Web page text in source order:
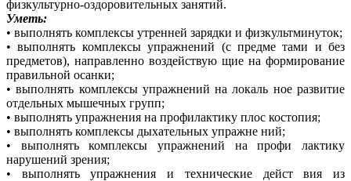
физкультурно-оздоровительных занятий.
Уметь:
• выполнять комплексы утренней зарядки и физкультминуток;
• выполнять комплексы упражнений (с предме тами и без
предметов), направленно воздействую щие на формирование
правильной осанки;
• выполнять комплексы упражнений на локаль ное развитие
отдельных мышечных групп;
• выполнять упражнения на профилактику плос костопия;
• выполнять комплексы дыхательных упражне ний;
• выполнять комплексы упражнений на профи лактику
нарушений зрения;
• выполнять упражнения и технические дейст вия из